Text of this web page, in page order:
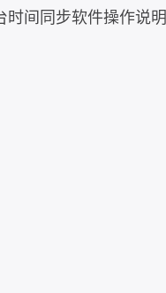
时间同步软件操作说明